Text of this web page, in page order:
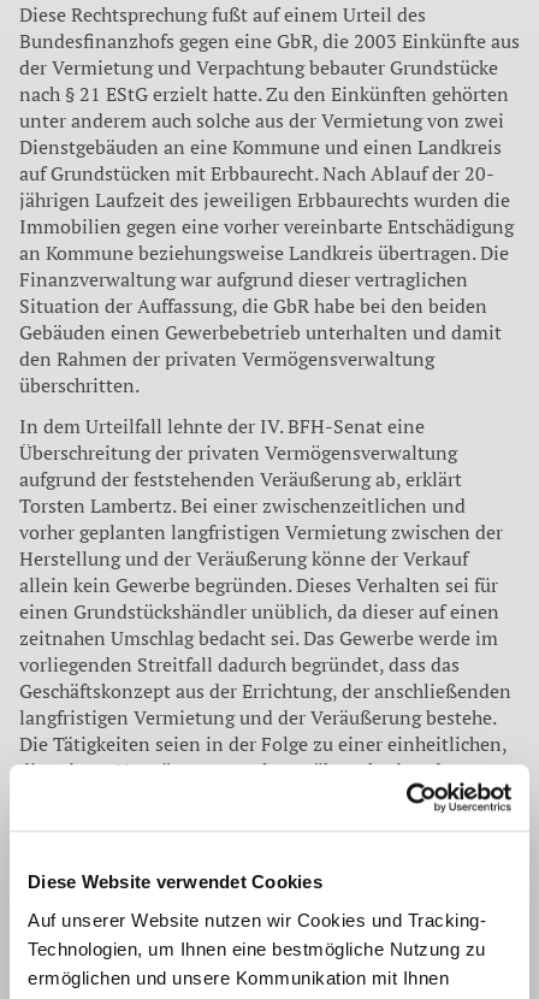
Diese Website verwendet Cookies
Auf unserer Website nutzen wir Cookies und Tracking-
Technologien, um Ihnen eine bestmögliche Nutzung zu
ermöglichen und unsere Kommunikation mit Ihnen
Diese Rechtsprechung fußt auf einem Urteil des
Bundesfinanzhofs gegen eine GbR, die 2003 Einkünfte aus
der Vermietung und Verpachtung bebauter Grundstücke
nach § 21 EStG erzielt hatte. Zu den Einkünften gehörten
unter anderem auch solche aus der Vermietung von zwei
Dienstgebäuden an eine Kommune und einen Landkreis
auf Grundstücken mit Erbbaurecht. Nach Ablauf der 20-
jährigen Laufzeit des jeweiligen Erbbaurechts wurden die
Immobilien gegen eine vorher vereinbarte Entschädigung
an Kommune beziehungsweise Landkreis übertragen. Die
Finanzverwaltung war aufgrund dieser vertraglichen
Situation der Auffassung, die GbR habe bei den beiden
Gebäuden einen Gewerbebetrieb unterhalten und damit
den Rahmen der privaten Vermögensverwaltung
überschritten.
In dem Urteilfall lehnte der IV. BFH-Senat eine
Überschreitung der privaten Vermögensverwaltung
aufgrund der feststehenden Veräußerung ab, erklärt
Torsten Lambertz. Bei einer zwischenzeitlichen und
vorher geplanten langfristigen Vermietung zwischen der
Herstellung und der Veräußerung könne der Verkauf
allein kein Gewerbe begründen. Dieses Verhalten sei für
einen Grundstückshändler unüblich, da dieser auf einen
zeitnahen Umschlag bedacht sei. Das Gewerbe werde im
vorliegenden Streitfall dadurch begründet, dass das
Geschäftskonzept aus der Errichtung, der anschließenden
langfristigen Vermietung und der Veräußerung bestehe.
Die Tätigkeiten seien in der Folge zu einer einheitlichen,
die private Vermögensverwaltung überschreitenden
Daran zeigt sich: „Wenn sich das zu erwartende positive
Veräußerungserlöses erzielen lässt, tritt die
Umschichtung der Vermögenswerte bei allen
Wirtschaftsgütern gegenüber der Fruchtziehung aus den
Substanzwerten in den Vordergrund. Es entsteht dadurch